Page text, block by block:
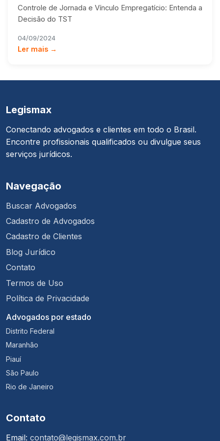
Controle de Jornada e Vínculo Empregatício: Entenda a
Decisão do TST
04/09/2024
Ler mais →
Legismax
Conectando advogados e clientes em todo o Brasil.
Encontre profissionais qualificados ou divulgue seus
serviços jurídicos.
Navegação
Buscar Advogados
Cadastro de Advogados
Cadastro de Clientes
Blog Jurídico
Contato
Termos de Uso
Política de Privacidade
Advogados por estado
Distrito Federal
Maranhão
Piauí
São Paulo
Rio de Janeiro
Contato
Email: contato@legismax.com.br